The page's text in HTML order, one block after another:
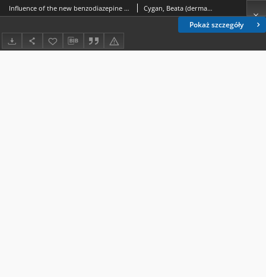
Pokaż szczegóły
Influence of the new benzodiazepine derivative BD-1158 on the behaviour of rabbits in spontaneous conditions Cygan, Beata (dermatologia).; Wójcik, Grażyna (medycyna).; Czabak-Garbacz, Róża.; Teter, Mariusz.; Kozlovskij Igorʹ Igorevič.